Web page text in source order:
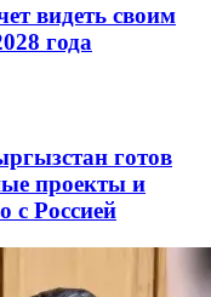
видеть своим
года
готов
проекты и
с Россией